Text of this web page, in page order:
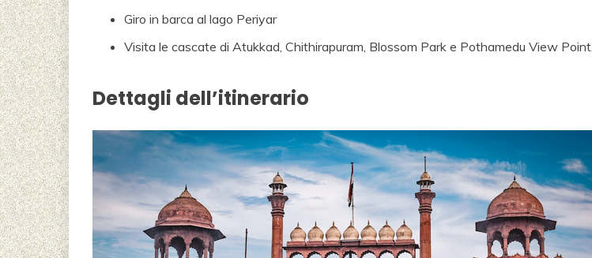
Giro in barca al lago Periyar
Visita le cascate di Atukkad, Chithirapuram, Blossom Park e Pothamedu View Point.
Dettagli dell’itinerario